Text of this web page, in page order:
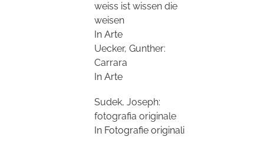
weiss ist wissen die
weisen
In Arte
Uecker, Gunther:
Carrara
In Arte
Sudek, Joseph:
fotografia originale
In Fotografie originali